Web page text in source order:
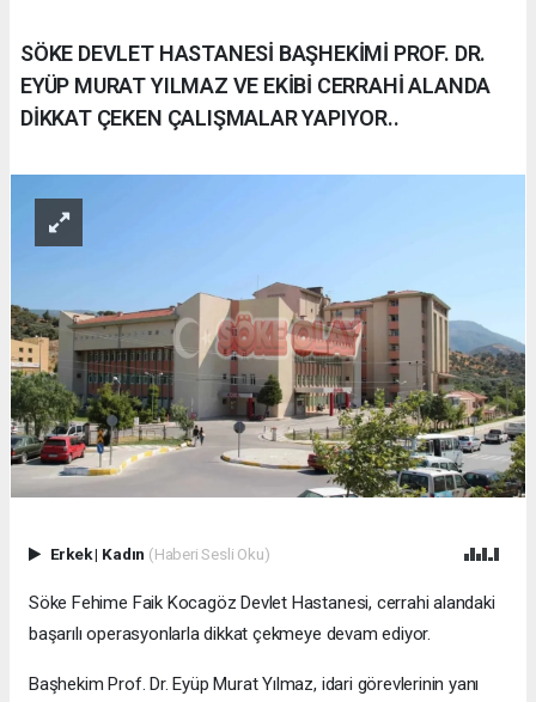
SÖKE DEVLET HASTANESİ BAŞHEKİMİ PROF. DR.
EYÜP MURAT YILMAZ VE EKİBİ CERRAHİ ALANDA
DİKKAT ÇEKEN ÇALIŞMALAR YAPIYOR..
Erkek| Kadın (Haberi Sesli Oku)
Söke Fehime Faik Kocagöz Devlet Hastanesi, cerrahi alandaki
başarılı operasyonlarla dikkat çekmeye devam ediyor.
Başhekim Prof. Dr. Eyüp Murat Yılmaz, idari görevlerinin yanı